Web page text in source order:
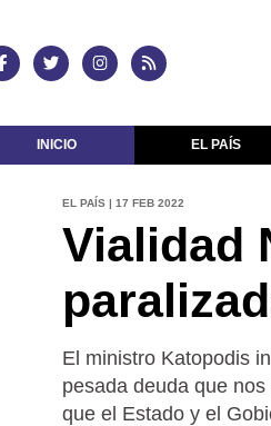
INICIO EL PAÍS
EL PAÍS | 17 FEB 2022
Vialidad
El ministro Katopodis
pesada deuda que
que el Estado y el